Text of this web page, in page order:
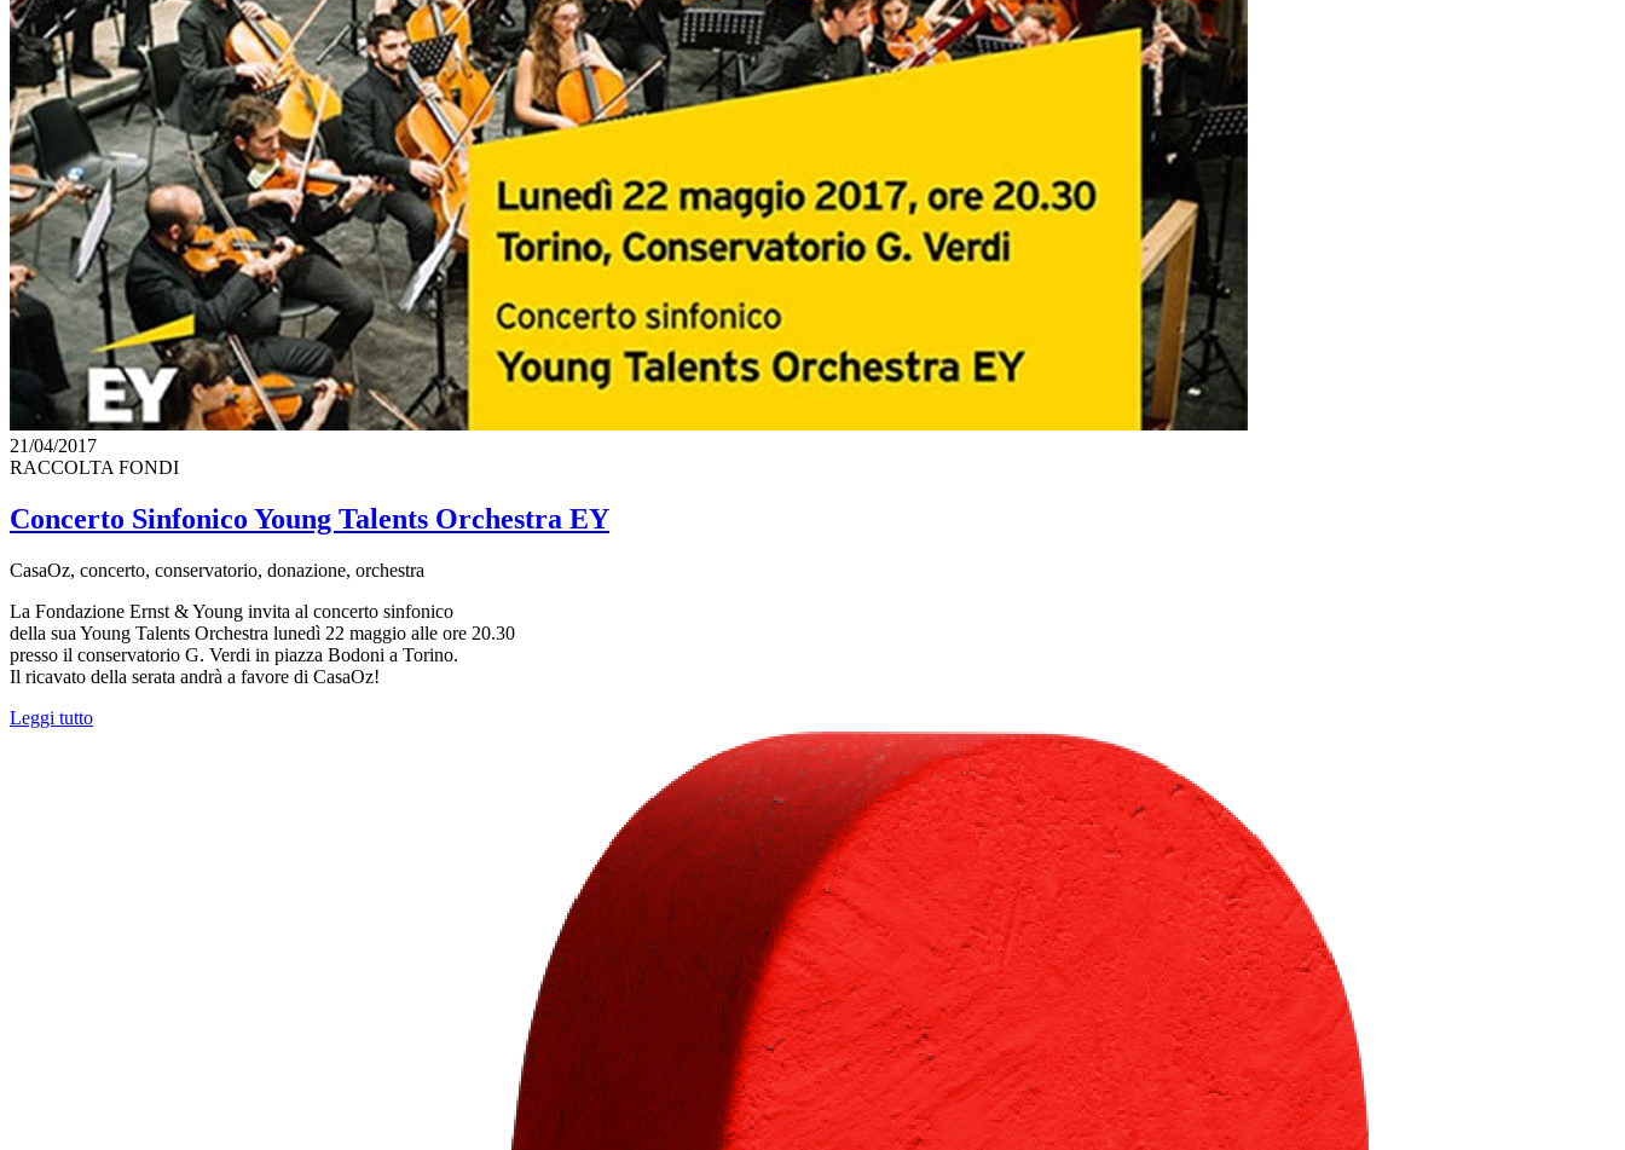
21/04/2017
RACCOLTA FONDI
Concerto Sinfonico Young Talents Orchestra EY
CasaOz, concerto, conservatorio, donazione, orchestra
La Fondazione Ernst & Young invita al concerto sinfonico
della sua Young Talents Orchestra lunedì 22 maggio alle ore 20.30
presso il conservatorio G. Verdi in piazza Bodoni a Torino.
Il ricavato della serata andrà a favore di CasaOz!
Leggi tutto